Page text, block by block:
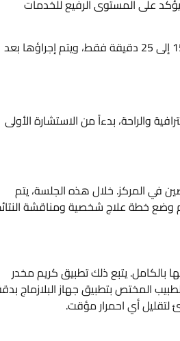
يؤكد على المستوى الرفيع للخدمات
جلسات سريعة ومريحة: تستغرق الجلسة الواحدة وقتاً قصيراً جداً، يتراوح عادة بين 15 إلى 25 دقيقة فقط، ويتم إجراؤها بعد
والراحة، بدءاً من الاستشارة الأولى
في المركز. خلال هذه الجلسة، يتم
وضع خطة علاج شخصية ومناقشة
بالكامل. يتبع ذلك تطبيق كريم مخدر
يقوم الطبيب المختص بتطبيق جهاز البلازماج